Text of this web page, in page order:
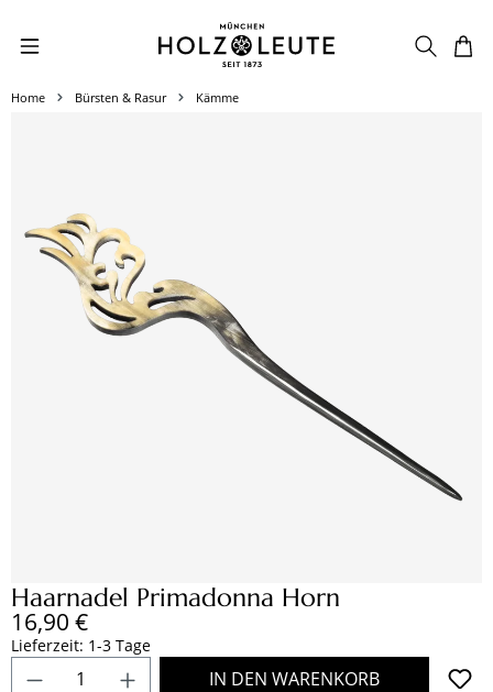
Zum Hauptinhalt springen
Home Bürsten & Rasur Kämme
Haarnadel Primadonna Horn
Regulärer Preis:
16,90 €
Lieferzeit: 1-3 Tage
Produkt Anzahl: Gib den gewünschten
IN DEN WARENKORB